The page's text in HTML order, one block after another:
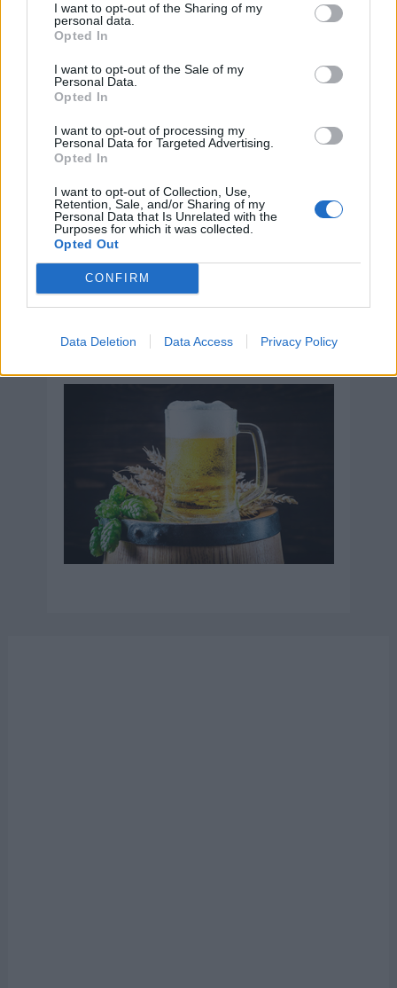
I want to opt-out of the Sharing of my
personal data.
Opted In
I want to opt-out of the Sale of my
Personal Data.
Opted In
I want to opt-out of processing my
Personal Data for Targeted Advertising.
Opted In
I want to opt-out of Collection, Use,
Retention, Sale, and/or Sharing of my
Personal Data that Is Unrelated with the
Purposes for which it was collected.
Opted Out
CONFIRM
Data Deletion Data Access Privacy Policy
Del 21 al 27 de marzo
que luchan contra el racismo y la
discriminación racial
Del 16 al 22 de marzo
Semana Internacional de la Enseñanza de
Hoy 7 de agosto es: